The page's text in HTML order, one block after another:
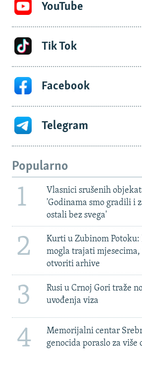
YouTube
Tik Tok
Facebook
Telegram
Popularno
1
Vlasnici srušenih
'Godinama smo gradili i
ostali bez svega'
2
Kurti u Zubinom Potoku:
mogla trajati
otvoriti arhive
3
Rusi u Crnoj Gori traže
uvođenja viza
4
Memorijalni centar
genocida poraslo za više